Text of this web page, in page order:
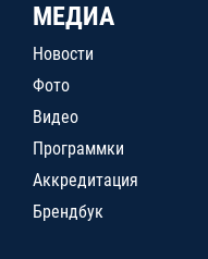
МЕДИА
Новости
Фото
Видео
Программки
Аккредитация
Брендбук